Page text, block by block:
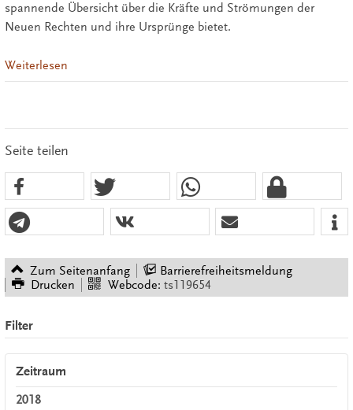
spannende Übersicht über die Kräfte und Strömungen der
Neuen Rechten und ihre Ursprünge bietet.
Weiterlesen
Seite teilen
Zum Seitenanfang
Barrierefreiheitsmeldung
Drucken
Webcode: ts119654
Filter
Zeitraum
2018